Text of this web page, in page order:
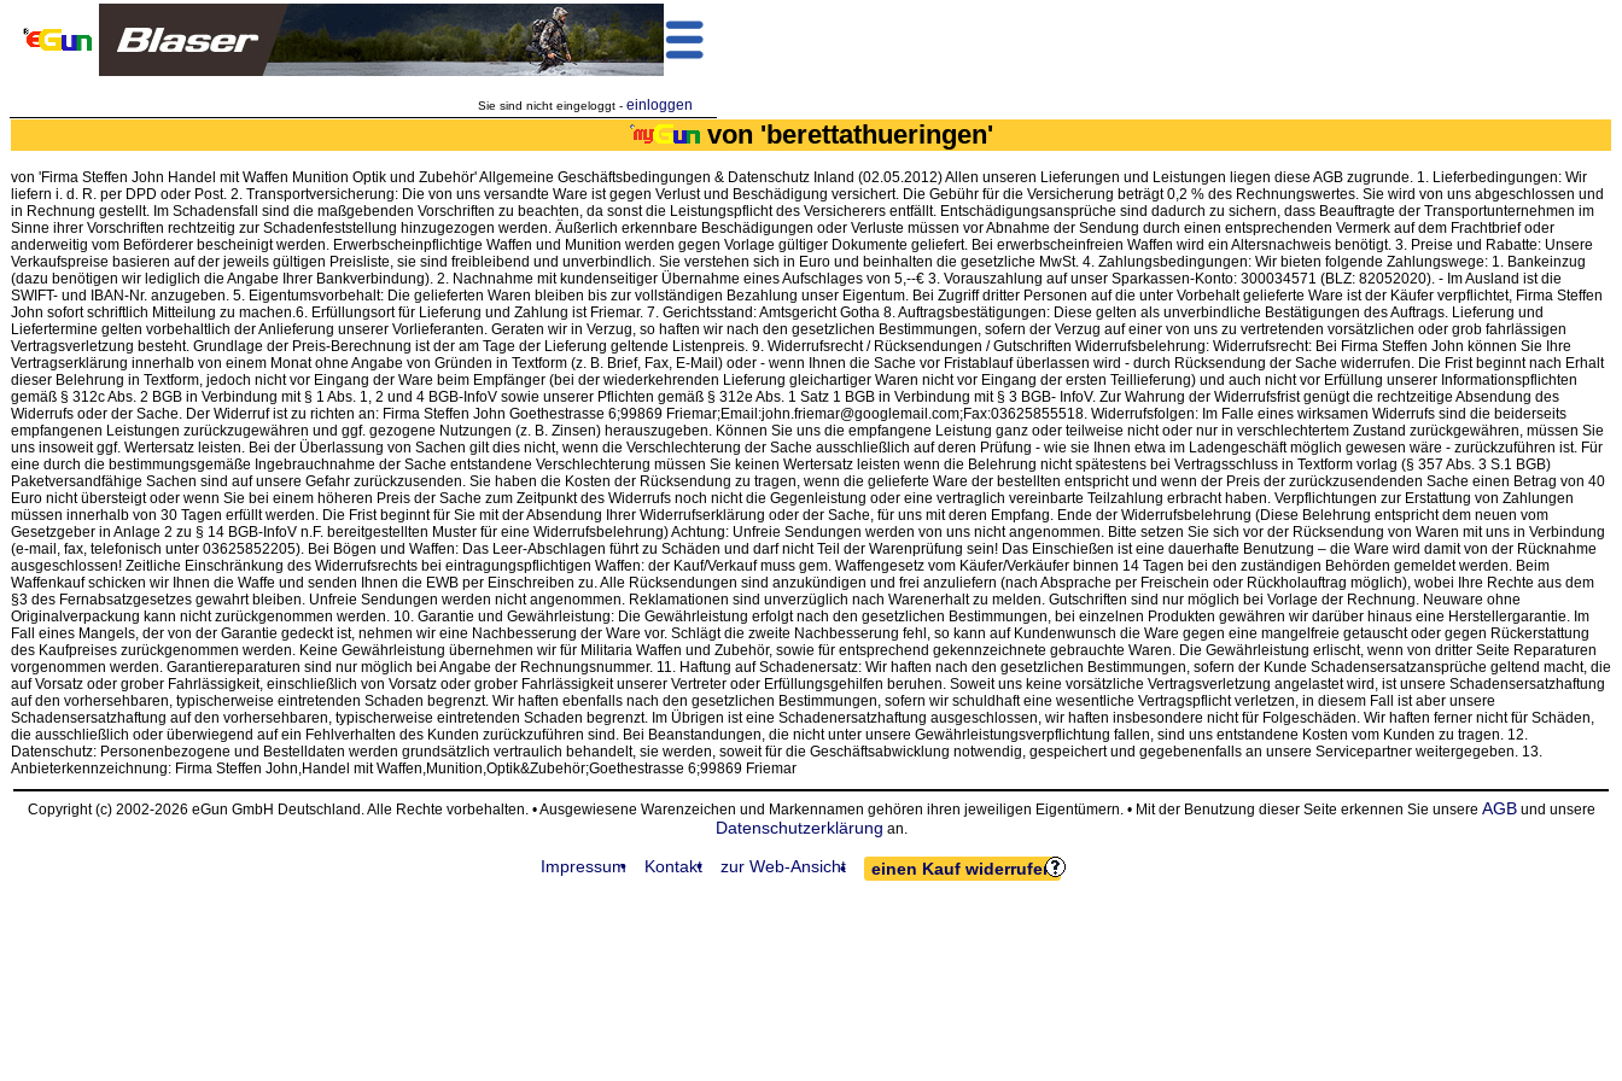
Sie sind nicht eingeloggt - einloggen
von 'berettathueringen'
von 'Firma Steffen John Handel mit Waffen Munition Optik und Zubehör' Allgemeine Geschäftsbedingungen & Datenschutz Inland (02.05.2012) Allen unseren Lieferungen und Leistungen liegen diese AGB zugrunde. 1. Lieferbedingungen: Wir
liefern i. d. R. per DPD oder Post. 2. Transportversicherung: Die von uns versandte Ware ist gegen Verlust und Beschädigung versichert. Die Gebühr für die Versicherung beträgt 0,2 % des Rechnungswertes. Sie wird von uns abgeschlossen und
in Rechnung gestellt. Im Schadensfall sind die maßgebenden Vorschriften zu beachten, da sonst die Leistungspflicht des Versicherers entfällt. Entschädigungsansprüche sind dadurch zu sichern, dass Beauftragte der Transportunternehmen im
Sinne ihrer Vorschriften rechtzeitig zur Schadenfeststellung hinzugezogen werden. Äußerlich erkennbare Beschädigungen oder Verluste müssen vor Abnahme der Sendung durch einen entsprechenden Vermerk auf dem Frachtbrief oder
anderweitig vom Beförderer bescheinigt werden. Erwerbscheinpflichtige Waffen und Munition werden gegen Vorlage gültiger Dokumente geliefert. Bei erwerbscheinfreien Waffen wird ein Altersnachweis benötigt. 3. Preise und Rabatte: Unsere
Verkaufspreise basieren auf der jeweils gültigen Preisliste, sie sind freibleibend und unverbindlich. Sie verstehen sich in Euro und beinhalten die gesetzliche MwSt. 4. Zahlungsbedingungen: Wir bieten folgende Zahlungswege: 1. Bankeinzug
(dazu benötigen wir lediglich die Angabe Ihrer Bankverbindung). 2. Nachnahme mit kundenseitiger Übernahme eines Aufschlages von 5,--€ 3. Vorauszahlung auf unser Sparkassen-Konto: 300034571 (BLZ: 82052020). - Im Ausland ist die
SWIFT- und IBAN-Nr. anzugeben. 5. Eigentumsvorbehalt: Die gelieferten Waren bleiben bis zur vollständigen Bezahlung unser Eigentum. Bei Zugriff dritter Personen auf die unter Vorbehalt gelieferte Ware ist der Käufer verpflichtet, Firma Steffen
John sofort schriftlich Mitteilung zu machen.6. Erfüllungsort für Lieferung und Zahlung ist Friemar. 7. Gerichtsstand: Amtsgericht Gotha 8. Auftragsbestätigungen: Diese gelten als unverbindliche Bestätigungen des Auftrags. Lieferung und
Liefertermine gelten vorbehaltlich der Anlieferung unserer Vorlieferanten. Geraten wir in Verzug, so haften wir nach den gesetzlichen Bestimmungen, sofern der Verzug auf einer von uns zu vertretenden vorsätzlichen oder grob fahrlässigen
Vertragsverletzung besteht. Grundlage der Preis-Berechnung ist der am Tage der Lieferung geltende Listenpreis. 9. Widerrufsrecht / Rücksendungen / Gutschriften Widerrufsbelehrung: Widerrufsrecht: Bei Firma Steffen John können Sie Ihre
Vertragserklärung innerhalb von einem Monat ohne Angabe von Gründen in Textform (z. B. Brief, Fax, E-Mail) oder - wenn Ihnen die Sache vor Fristablauf überlassen wird - durch Rücksendung der Sache widerrufen. Die Frist beginnt nach Erhalt
dieser Belehrung in Textform, jedoch nicht vor Eingang der Ware beim Empfänger (bei der wiederkehrenden Lieferung gleichartiger Waren nicht vor Eingang der ersten Teillieferung) und auch nicht vor Erfüllung unserer Informationspflichten
gemäß § 312c Abs. 2 BGB in Verbindung mit § 1 Abs. 1, 2 und 4 BGB-InfoV sowie unserer Pflichten gemäß § 312e Abs. 1 Satz 1 BGB in Verbindung mit § 3 BGB- InfoV. Zur Wahrung der Widerrufsfrist genügt die rechtzeitige Absendung des
Widerrufs oder der Sache. Der Widerruf ist zu richten an: Firma Steffen John Goethestrasse 6;99869 Friemar;Email:john.friemar@googlemail.com;Fax:03625855518. Widerrufsfolgen: Im Falle eines wirksamen Widerrufs sind die beiderseits
empfangenen Leistungen zurückzugewähren und ggf. gezogene Nutzungen (z. B. Zinsen) herauszugeben. Können Sie uns die empfangene Leistung ganz oder teilweise nicht oder nur in verschlechtertem Zustand zurückgewähren, müssen Sie
uns insoweit ggf. Wertersatz leisten. Bei der Überlassung von Sachen gilt dies nicht, wenn die Verschlechterung der Sache ausschließlich auf deren Prüfung - wie sie Ihnen etwa im Ladengeschäft möglich gewesen wäre - zurückzuführen ist. Für
eine durch die bestimmungsgemäße Ingebrauchnahme der Sache entstandene Verschlechterung müssen Sie keinen Wertersatz leisten wenn die Belehrung nicht spätestens bei Vertragsschluss in Textform vorlag (§ 357 Abs. 3 S.1 BGB)
Paketversandfähige Sachen sind auf unsere Gefahr zurückzusenden. Sie haben die Kosten der Rücksendung zu tragen, wenn die gelieferte Ware der bestellten entspricht und wenn der Preis der zurückzusendenden Sache einen Betrag von 40
Euro nicht übersteigt oder wenn Sie bei einem höheren Preis der Sache zum Zeitpunkt des Widerrufs noch nicht die Gegenleistung oder eine vertraglich vereinbarte Teilzahlung erbracht haben. Verpflichtungen zur Erstattung von Zahlungen
müssen innerhalb von 30 Tagen erfüllt werden. Die Frist beginnt für Sie mit der Absendung Ihrer Widerrufserklärung oder der Sache, für uns mit deren Empfang. Ende der Widerrufsbelehrung (Diese Belehrung entspricht dem neuen vom
Gesetzgeber in Anlage 2 zu § 14 BGB-InfoV n.F. bereitgestellten Muster für eine Widerrufsbelehrung) Achtung: Unfreie Sendungen werden von uns nicht angenommen. Bitte setzen Sie sich vor der Rücksendung von Waren mit uns in Verbindung
(e-mail, fax, telefonisch unter 03625852205). Bei Bögen und Waffen: Das Leer-Abschlagen führt zu Schäden und darf nicht Teil der Warenprüfung sein! Das Einschießen ist eine dauerhafte Benutzung – die Ware wird damit von der Rücknahme
ausgeschlossen! Zeitliche Einschränkung des Widerrufsrechts bei eintragungspflichtigen Waffen: der Kauf/Verkauf muss gem. Waffengesetz vom Käufer/Verkäufer binnen 14 Tagen bei den zuständigen Behörden gemeldet werden. Beim
Waffenkauf schicken wir Ihnen die Waffe und senden Ihnen die EWB per Einschreiben zu. Alle Rücksendungen sind anzukündigen und frei anzuliefern (nach Absprache per Freischein oder Rückholauftrag möglich), wobei Ihre Rechte aus dem
§3 des Fernabsatzgesetzes gewahrt bleiben. Unfreie Sendungen werden nicht angenommen. Reklamationen sind unverzüglich nach Warenerhalt zu melden. Gutschriften sind nur möglich bei Vorlage der Rechnung. Neuware ohne
Originalverpackung kann nicht zurückgenommen werden. 10. Garantie und Gewährleistung: Die Gewährleistung erfolgt nach den gesetzlichen Bestimmungen, bei einzelnen Produkten gewähren wir darüber hinaus eine Herstellergarantie. Im
Fall eines Mangels, der von der Garantie gedeckt ist, nehmen wir eine Nachbesserung der Ware vor. Schlägt die zweite Nachbesserung fehl, so kann auf Kundenwunsch die Ware gegen eine mangelfreie getauscht oder gegen Rückerstattung
des Kaufpreises zurückgenommen werden. Keine Gewährleistung übernehmen wir für Militaria Waffen und Zubehör, sowie für entsprechend gekennzeichnete gebrauchte Waren. Die Gewährleistung erlischt, wenn von dritter Seite Reparaturen
vorgenommen werden. Garantiereparaturen sind nur möglich bei Angabe der Rechnungsnummer. 11. Haftung auf Schadenersatz: Wir haften nach den gesetzlichen Bestimmungen, sofern der Kunde Schadensersatzansprüche geltend macht, die
auf Vorsatz oder grober Fahrlässigkeit, einschließlich von Vorsatz oder grober Fahrlässigkeit unserer Vertreter oder Erfüllungsgehilfen beruhen. Soweit uns keine vorsätzliche Vertragsverletzung angelastet wird, ist unsere Schadensersatzhaftung
auf den vorhersehbaren, typischerweise eintretenden Schaden begrenzt. Wir haften ebenfalls nach den gesetzlichen Bestimmungen, sofern wir schuldhaft eine wesentliche Vertragspflicht verletzen, in diesem Fall ist aber unsere
Schadensersatzhaftung auf den vorhersehbaren, typischerweise eintretenden Schaden begrenzt. Im Übrigen ist eine Schadenersatzhaftung ausgeschlossen, wir haften insbesondere nicht für Folgeschäden. Wir haften ferner nicht für Schäden,
die ausschließlich oder überwiegend auf ein Fehlverhalten des Kunden zurückzuführen sind. Bei Beanstandungen, die nicht unter unsere Gewährleistungsverpflichtung fallen, sind uns entstandene Kosten vom Kunden zu tragen. 12.
Datenschutz: Personenbezogene und Bestelldaten werden grundsätzlich vertraulich behandelt, sie werden, soweit für die Geschäftsabwicklung notwendig, gespeichert und gegebenenfalls an unsere Servicepartner weitergegeben. 13.
Anbieterkennzeichnung: Firma Steffen John,Handel mit Waffen,Munition,Optik&Zubehör;Goethestrasse 6;99869 Friemar
Copyright (c) 2002-2026 eGun GmbH Deutschland. Alle Rechte vorbehalten. • Ausgewiesene Warenzeichen und Markennamen gehören ihren jeweiligen Eigentümern. • Mit der Benutzung dieser Seite erkennen Sie unsere AGBund unsere
Datenschutzerklärung an.
Impressum Kontakt zur Web-Ansicht einen Kauf widerrufen